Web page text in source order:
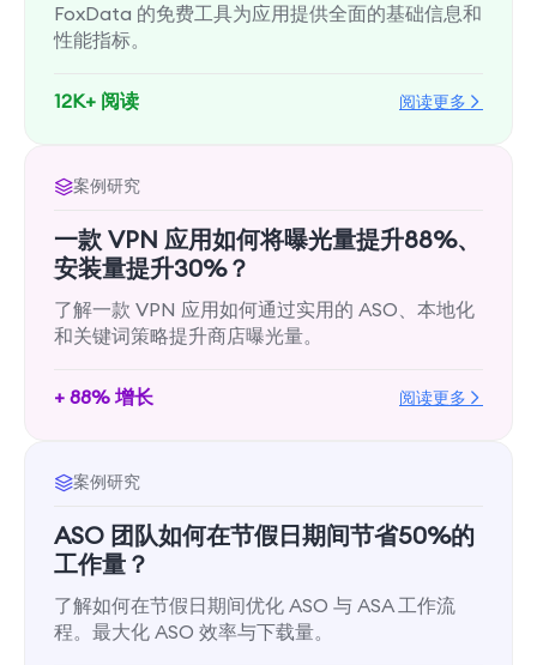
FoxData 的免费工具为应用提供全面的基础信息和
性能指标。
12K+ 阅读 阅读更多
案例研究
一款 VPN 应用如何将曝光量提升88%、
安装量提升30%？
了解一款 VPN 应用如何通过实用的 ASO、本地化
和关键词策略提升商店曝光量。
+ 88% 增长 阅读更多
案例研究
ASO 团队如何在节假日期间节省50%的
工作量？
了解如何在节假日期间优化 ASO 与 ASA 工作流
程。最大化 ASO 效率与下载量。